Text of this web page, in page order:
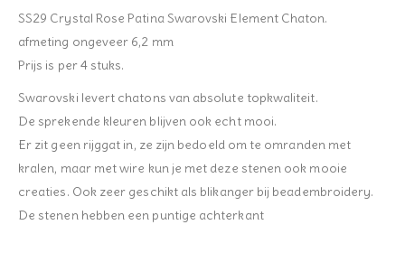
SS29 Crystal Rose Patina Swarovski Element Chaton.
afmeting ongeveer 6,2 mm
Prijs is per 4 stuks.
Swarovski levert chatons van absolute topkwaliteit.
De sprekende kleuren blijven ook echt mooi.
Er zit geen rijggat in, ze zijn bedoeld om te omranden met
kralen, maar met wire kun je met deze stenen ook mooie
creaties. Ook zeer geschikt als blikanger bij beadembroidery.
De stenen hebben een puntige achterkant